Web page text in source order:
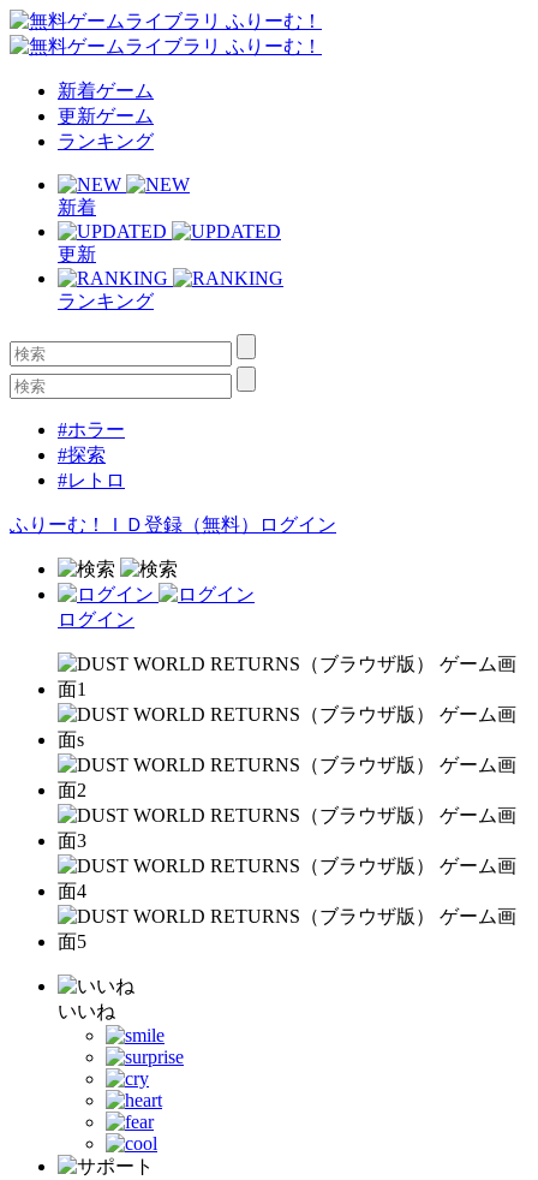
新着ゲーム
更新ゲーム
ランキング
新着
更新
ランキング
#ホラー
#探索
#レトロ
ふりーむ！ＩＤ登録（無料） ログイン
ログイン
いいね